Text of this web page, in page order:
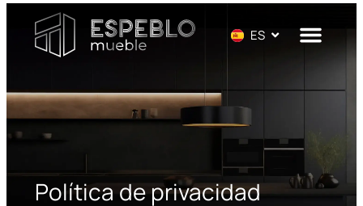
ES
EN
DE
Política de privacidad